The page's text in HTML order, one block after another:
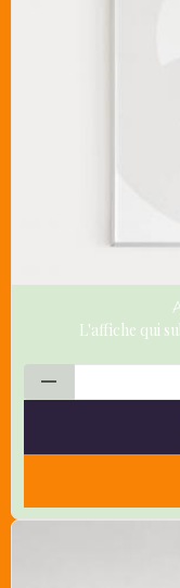
L'affiche qui